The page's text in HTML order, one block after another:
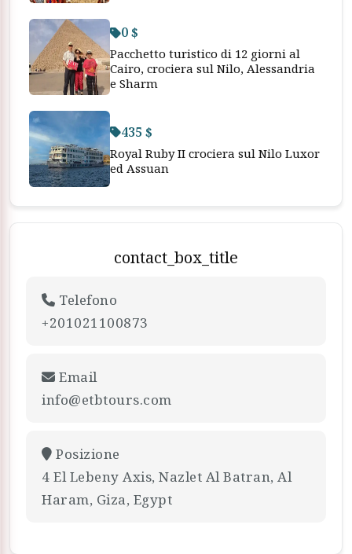
0 $
Pacchetto turistico di 12 giorni al
Cairo, crociera sul Nilo, Alessandria
e Sharm
435 $
Royal Ruby II crociera sul Nilo Luxor
ed Assuan
contact_box_title
Telefono
+201021100873
Email
info@etbtours.com
Posizione
4 El Lebeny Axis, Nazlet Al Batran, Al
Haram, Giza, Egypt